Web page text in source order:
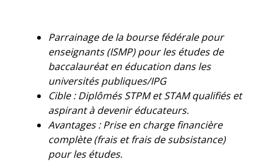
Parrainage de la bourse fédérale pour
enseignants (ISMP) pour les études de
baccalauréat en éducation dans les
universités publiques/IPG
Cible : Diplômés STPM et STAM qualifiés et
aspirant à devenir éducateurs.
Avantages : Prise en charge financière
complète (frais et frais de subsistance)
pour les études.